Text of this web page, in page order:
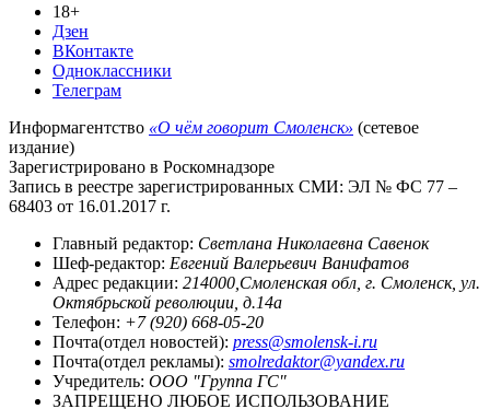
18+
Дзен
ВКонтакте
Одноклассники
Телеграм
Информагентство «О чём говорит Смоленск» (сетевое
издание)
Зарегистрировано в Роскомнадзоре
Запись в реестре зарегистрированных СМИ: ЭЛ № ФС 77 –
68403 от 16.01.2017 г.
Главный редактор: Светлана Николаевна Савенок
Шеф-редактор: Евгений Валерьевич Ванифатов
Адрес редакции: 214000,Смоленская обл, г. Смоленск, ул.
Октябрьской революции, д.14а
Телефон: +7 (920) 668-05-20
Почта(отдел новостей): press@smolensk-i.ru
Почта(отдел рекламы): smolredaktor@yandex.ru
Учредитель: ООО "Группа ГС"
ЗАПРЕЩЕНО ЛЮБОЕ ИСПОЛЬЗОВАНИЕ